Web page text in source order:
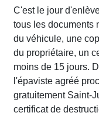
C'est le jour
tous les documents
du véhicule, une
du propriétaire, un
moins de 15 jours.
l'épaviste agréé
gratuitement Saint-
certificat de